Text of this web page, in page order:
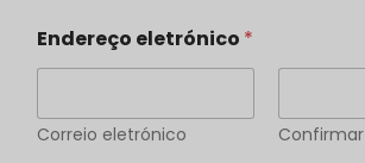
a
t
o
n
Endereço eletrónico *
Correio eletrónico